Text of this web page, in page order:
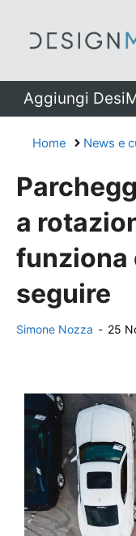
Aggiungi
Home News e
a
funziona
seguire
Simone Nozza - 25